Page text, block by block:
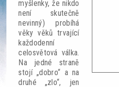
Ze světa
Čteme si
myšlenky, že nikdo
není skutečně
nevinný) probíhá
věky věků trvající
každodenní
celosvětová válka.
Na jedné straně
stojí „dobro“ a na
druhé „zlo“, jen